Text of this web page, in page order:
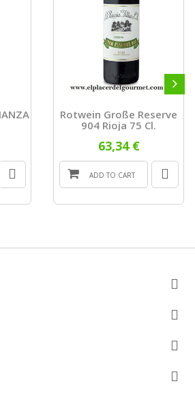
Rotwein Große Reserve
904 Rioja 75 Cl.
63,34 €
ADD TO CART